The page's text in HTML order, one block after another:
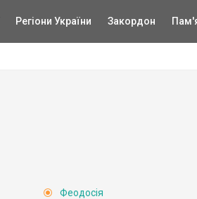
Регіони України Закордон
Феодосія